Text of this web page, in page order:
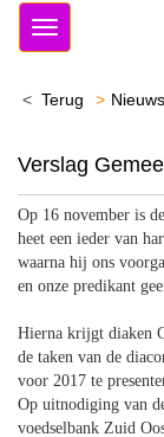
Toggle
Terug Nieuws
Verslag
Op 16 november is
heet een ieder van
waarna hij ons
en onze predikant
Hierna krijgt diaken
de taken van de
voor 2017 te
Op uitnodiging van
voedselbank Zuid